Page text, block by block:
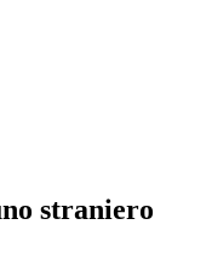
straniero